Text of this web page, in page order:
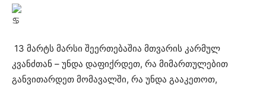
13 მარტს მარსი შეერთებაშია მთვარის კარმულ
კვანძთან – უნდა დაფიქრდეთ, რა მიმართულებით
განვითარდეთ მომავალში, რა უნდა გააკეთოთ,